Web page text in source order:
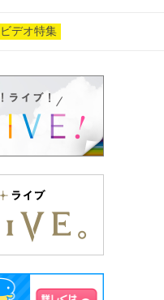
デオ特集